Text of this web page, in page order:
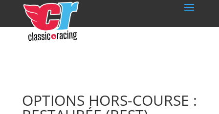
OPTIONS HORS-COURSE :